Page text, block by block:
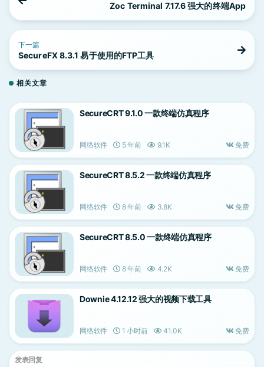
Zoc Terminal 7.17.6 强大的终端App
下一篇
SecureFX 8.3.1 易于使用的FTP工具
相关文章
SecureCRT 9.1.0 一款终端仿真程序
网络软件 5 年前 9.1K 免费
SecureCRT 8.5.2 一款终端仿真程序
网络软件 8 年前 3.8K 免费
SecureCRT 8.5.0 一款终端仿真程序
网络软件 8 年前 4.2K 免费
Downie 4.12.12 强大的视频下载工具
网络软件 1 小时前 41.0K 免费
发表回复